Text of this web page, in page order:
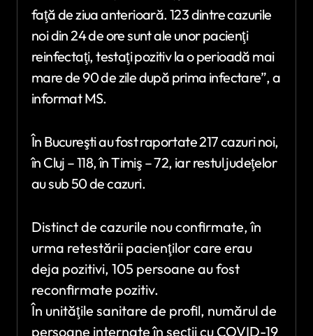
faţă de ziua anterioară. 123 dintre cazurile
noi din 24 de ore sunt ale unor pacienţi
reinfectaţi, testaţi pozitiv la o perioadă mai
mare de 90 de zile după prima infectare”, a
informat MS.
În Bucureşti au fost raportate 217 cazuri noi,
în Cluj – 118, în Timiş – 72, iar restul judeţelor
au sub 50 de cazuri.
Distinct de cazurile nou confirmate, în
urma retestării pacienţilor care erau
deja pozitivi, 105 persoane au fost
reconfirmate pozitiv.
În unităţile sanitare de profil, numărul de
persoane internate în secţii cu COVID-19